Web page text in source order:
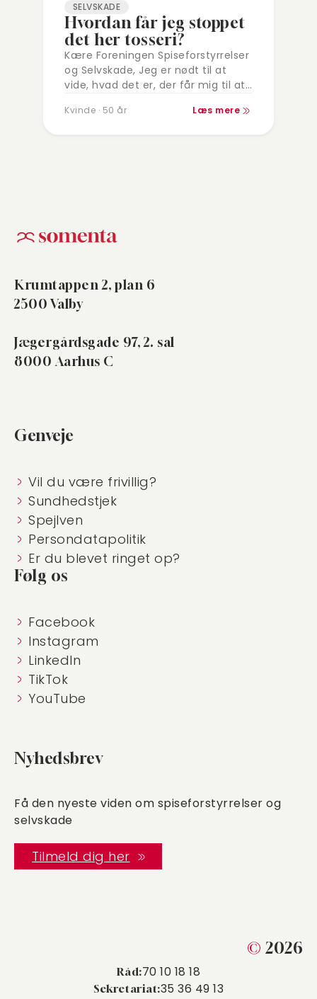
SELVSKADE
Hvordan får jeg stoppet
det her tosseri?
Kære Foreningen Spiseforstyrrelser
og Selvskade, Jeg er nødt til at
vide, hvad det er, der får mig til at
knyttede næver. Ret…
Kvinde · 50 år Læs mere
Krumtappen 2, plan 6
2500 Valby
Jægergårdsgade 97, 2. sal
8000 Aarhus C
Genveje
Vil du være frivillig?
Sundhedstjek
Spejlven
Persondatapolitik
Er du blevet ringet op?
Følg os
Facebook
Instagram
LinkedIn
TikTok
YouTube
Nyhedsbrev
Få den nyeste viden om spiseforstyrrelser og
selvskade
Tilmeld dig her
© 2026
Råd:70 10 18 18
Sekretariat:35 36 49 13